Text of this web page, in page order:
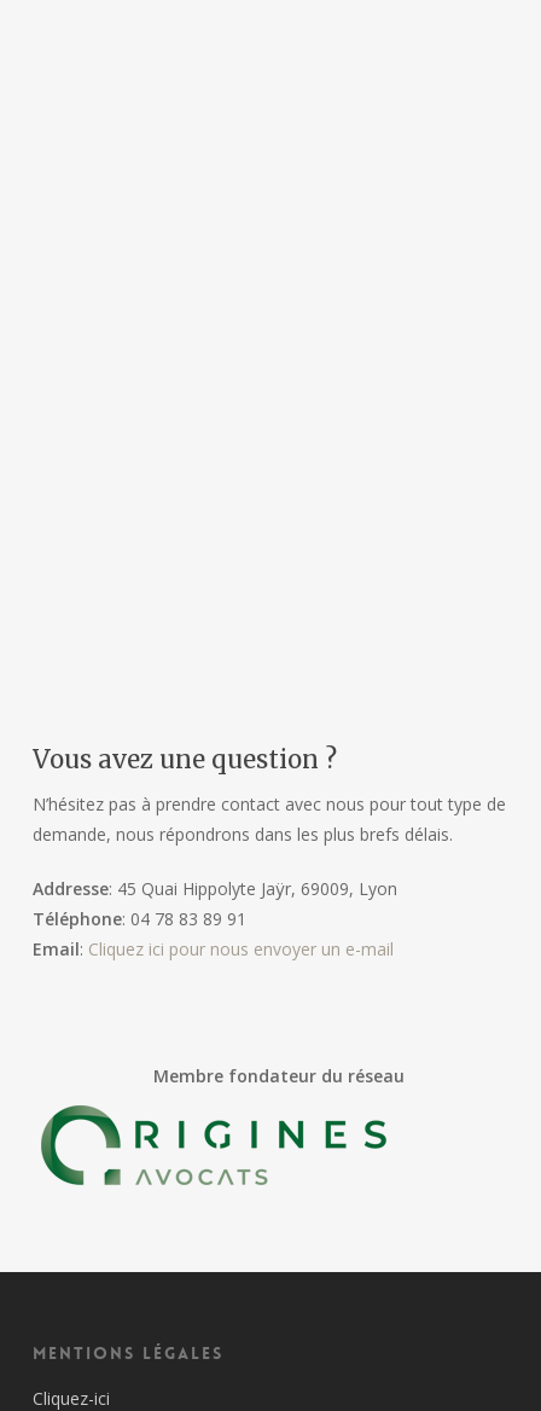
Vous avez une question ?
N’hésitez pas à prendre contact avec nous pour tout type de
demande, nous répondrons dans les plus brefs délais.
Addresse: 45 Quai Hippolyte Jaÿr, 69009, Lyon
Téléphone: 04 78 83 89 91
Email: Cliquez ici pour nous envoyer un e-mail
Membre fondateur du réseau
Mentions Légales
Cliquez-ici